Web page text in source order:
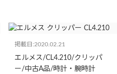
掲載日:2020.02.21
エルメス/CL4.210/クリッパ
ー/中古A品/時計・腕時計